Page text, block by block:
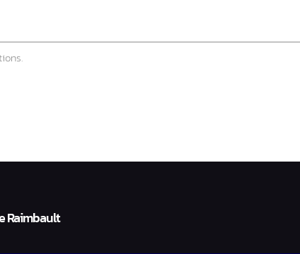
Raimbault